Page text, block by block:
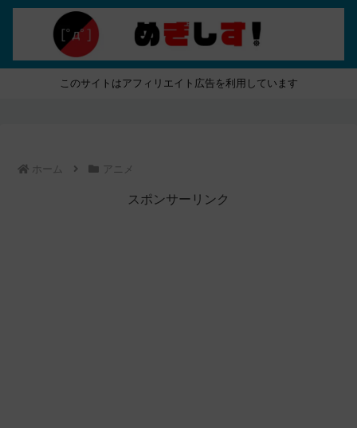
このサイトはアフィリエイト広告を利用しています
ホーム アニメ
スポンサーリンク